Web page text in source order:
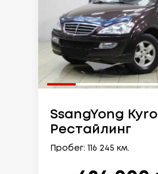
SsangYong
Рестайлинг
Пробег: 116 245 км.